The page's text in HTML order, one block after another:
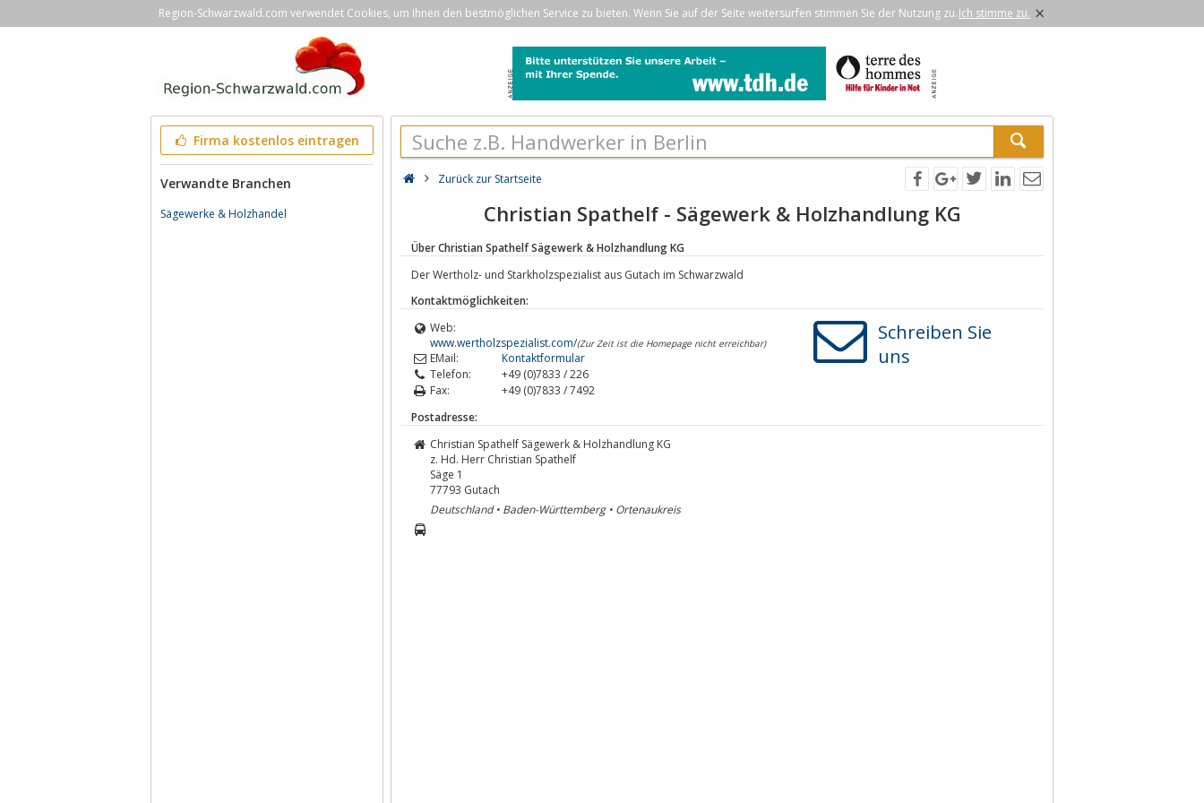
Region-Schwarzwald.com verwendet Cookies, um Ihnen den bestmöglichen Service zu bieten. Wenn Sie auf der Seite weitersurfen stimmen Sie der Nutzung zu.Ich stimme zu. ×
Firma kostenlos eintragen
Verwandte Branchen
Sägewerke & Holzhandel
Zurück zur Startseite
Christian Spathelf - Sägewerk & Holzhandlung KG
Über Christian Spathelf Sägewerk & Holzhandlung KG
Der Wertholz- und Starkholzspezialist aus Gutach im Schwarzwald
Kontaktmöglichkeiten:
Web:
www.wertholzspezialist.com/(Zur Zeit ist die Homepage nicht erreichbar)
EMail:
Kontaktformular
Telefon:
+49 (0)7833 / 226
Fax:
+49 (0)7833 / 7492
Schreiben Sie
uns
Postadresse:
Christian Spathelf Sägewerk & Holzhandlung KG
z. Hd. Herr Christian Spathelf
Säge 1
77793 Gutach
Deutschland • Baden-Württemberg • Ortenaukreis